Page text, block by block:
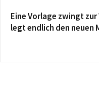
Eine Vorlage zwingt
legt endlich den neuen